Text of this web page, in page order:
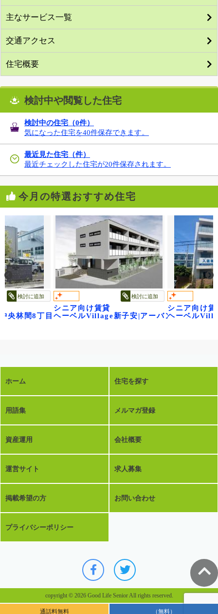
主なサービス一覧
交通アクセス
住宅概要
検討中や閲覧した住宅
検討中の住宅（0件）
気になった住宅を40件保存できます。
最近見た住宅（件）
最近チェックした住宅が20件保存されます。
今月の特選おすすめ住宅
フロレゾン
検討に追加
央林間8丁目～ベル フルール～
検討に追加
シニア向け賃貸
ヘーベルVillage新子安|アーバンパークサイ
シニア向け賃
ヘーベル
ホーム 住宅を探す
用語集 メルマガ登録
資産運用 会社概要
運営サイト 求人募集
掲載希望の方 お問い合わせ
プライバシーポリシー
copyright © 2026 Good Life Senior All rights reserved.
通話料無料 （無料）